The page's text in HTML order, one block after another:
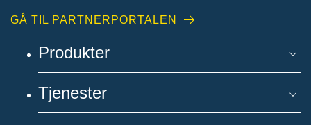
GÅ TIL PARTNERPORTALEN
Produkter
Tjenester